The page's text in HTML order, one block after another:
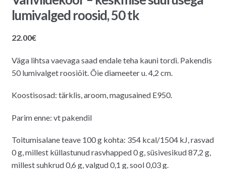
lumivalged roosid, 50 tk
22.00€
Väga lihtsa vaevaga saad endale teha kauni tordi. Pakendis
50 lumivalget roosiõit. Õie diameeter u. 4,2 cm.
Koostisosad: tärklis, aroom, magusained E950.
Parim enne: vt pakendil
Toitumisalane teave 100 g kohta: 354 kcal/1504 kJ, rasvad
0 g, millest küllastunud rasvhapped 0 g, süsivesikud 87,2 g,
millest suhkrud 0,6 g, valgud 0,1 g, sool 0,03 g.